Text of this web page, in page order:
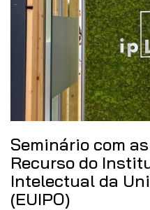
Seminário com
Recurso do
Intelectual da
(EUIPO)